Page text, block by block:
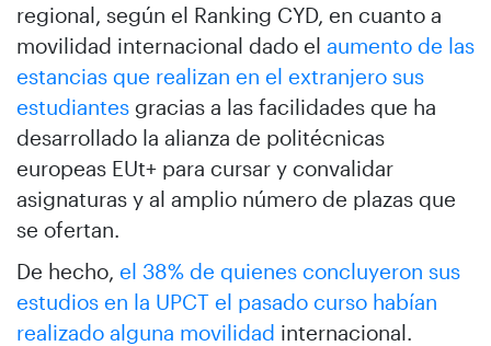
regional, según el Ranking CYD, en cuanto a
movilidad internacional dado el aumento de las
estancias que realizan en el extranjero sus
estudiantes gracias a las facilidades que ha
desarrollado la alianza de politécnicas
europeas EUt+ para cursar y convalidar
asignaturas y al amplio número de plazas que
se ofertan.
De hecho, el 38% de quienes concluyeron sus
estudios en la UPCT el pasado curso habían
realizado alguna movilidad internacional.